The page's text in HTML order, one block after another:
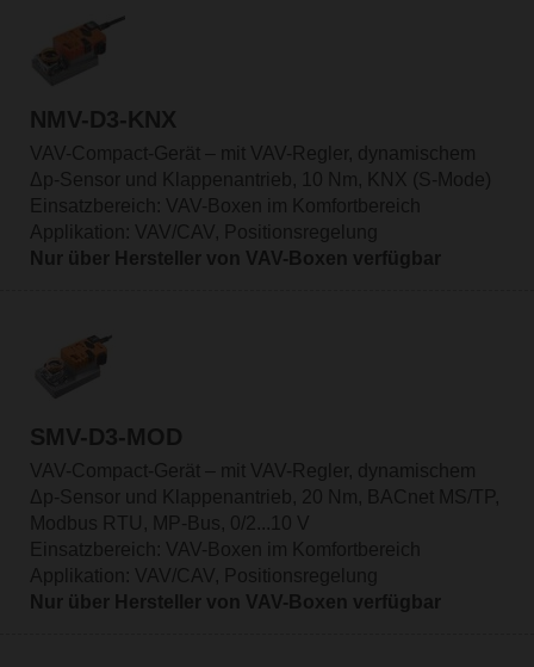
NMV-D3-KNX
VAV-Compact-Gerät – mit VAV-Regler, dynamischem
Δp-Sensor und Klappenantrieb, 10 Nm, KNX (S-Mode)
Einsatzbereich: VAV-Boxen im Komfortbereich
Applikation: VAV/CAV, Positionsregelung
Nur über Hersteller von VAV-Boxen verfügbar
SMV-D3-MOD
VAV-Compact-Gerät – mit VAV-Regler, dynamischem
Δp-Sensor und Klappenantrieb, 20 Nm, BACnet MS/TP,
Modbus RTU, MP-Bus, 0/2...10 V
Einsatzbereich: VAV-Boxen im Komfortbereich
Applikation: VAV/CAV, Positionsregelung
Nur über Hersteller von VAV-Boxen verfügbar